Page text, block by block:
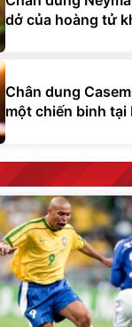
dở của hoàng tử
Chân dung
một chiến binh tại